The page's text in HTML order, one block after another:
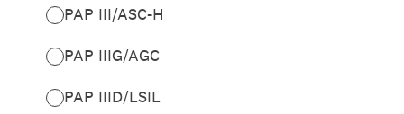
PAP III/ASC-H
PAP IIIG/AGC
PAP IIID/LSIL